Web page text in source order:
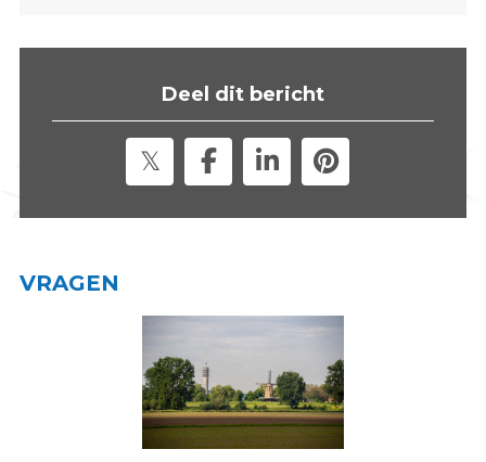
i
Deel dit bericht
VRAGEN